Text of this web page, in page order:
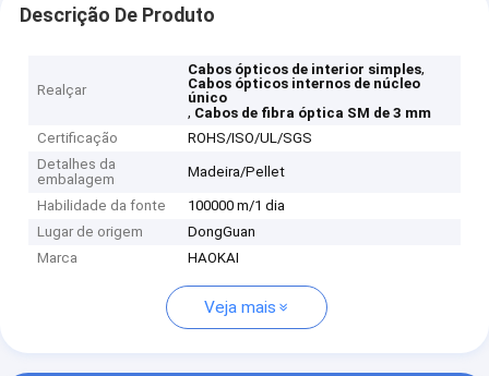
Descrição De Produto
Realçar
Cabos ópticos de interior simples,
Cabos ópticos internos de núcleo
único
, Cabos de fibra óptica SM de 3 mm
Certificação
ROHS/ISO/UL/SGS
Detalhes da
embalagem
Madeira/Pellet
Habilidade da fonte
100000 m/1 dia
Lugar de origem
DongGuan
Marca
HAOKAI
Veja mais